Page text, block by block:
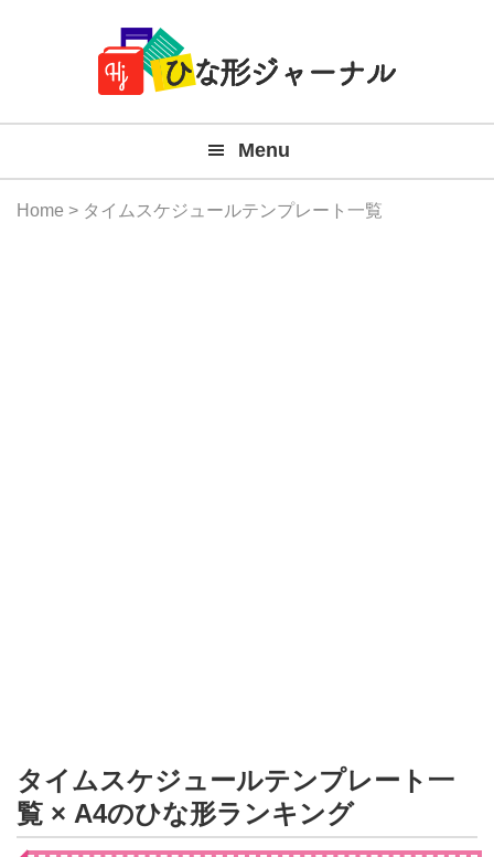
Navigation
料
テ
Menu
Home > タイムスケジュールテンプレート一覧
タイムスケジュールテンプレート一
覧 × A4のひな形ランキング